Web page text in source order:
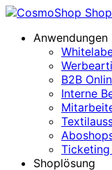
Anwendungen
B2B
Interne
Shoplösung